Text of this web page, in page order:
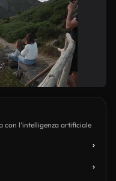
con l’intelligenza artificiale